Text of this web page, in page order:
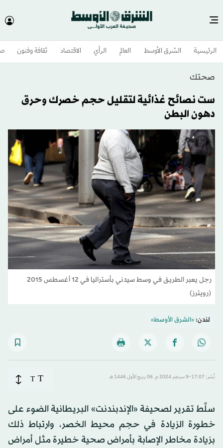
الرئيسية الشرق الأوسط​ العالم الرأي الاقتصاد ثقافة وفنون
صحتك
ست نصائح غذائية لتقليل حجم خصرك وحرق
دهون البطن
رجل يعبر الطريق في وسط سيدني بأستراليا في 12 أغسطس 2015
(رويترز)
لندن:«الشرق الأوسط»
نُشر: 17:07-9 سبتمبر 2024 م ـ 06 ربيع الأول 1446 هـ T
T
سلَّط تقرير لصحيفة «الإندبندنت» البريطانية الضوء على
خطورة الزيادة في حجم محيط الخصر، وارتباط ذلك
بزيادة مخاطر الإصابة بأمراض صحية خطيرة مثل أمراض